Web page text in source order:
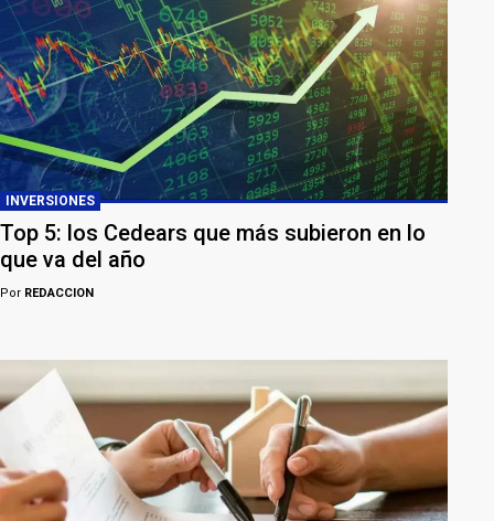
INVERSIONES
Top 5: los Cedears que más subieron en lo
que va del año
Por REDACCION